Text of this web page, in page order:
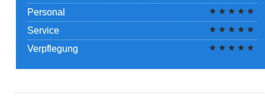
Personal
Service
Verpflegung